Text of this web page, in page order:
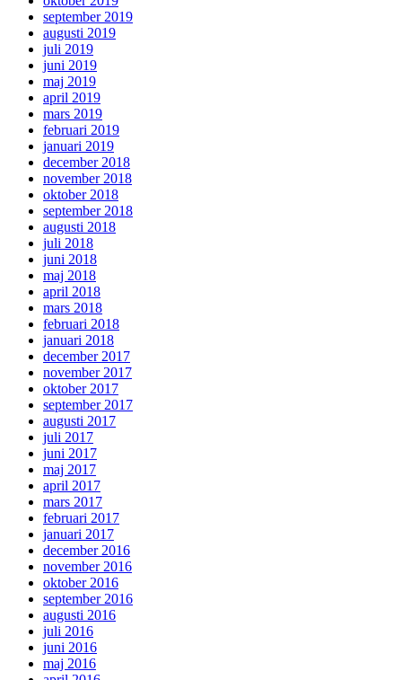
september 2019
augusti 2019
juli 2019
juni 2019
maj 2019
april 2019
mars 2019
februari 2019
januari 2019
december 2018
november 2018
oktober 2018
september 2018
augusti 2018
juli 2018
juni 2018
maj 2018
april 2018
mars 2018
februari 2018
januari 2018
december 2017
november 2017
oktober 2017
september 2017
augusti 2017
juli 2017
juni 2017
maj 2017
april 2017
mars 2017
februari 2017
januari 2017
december 2016
november 2016
oktober 2016
september 2016
augusti 2016
juli 2016
juni 2016
maj 2016